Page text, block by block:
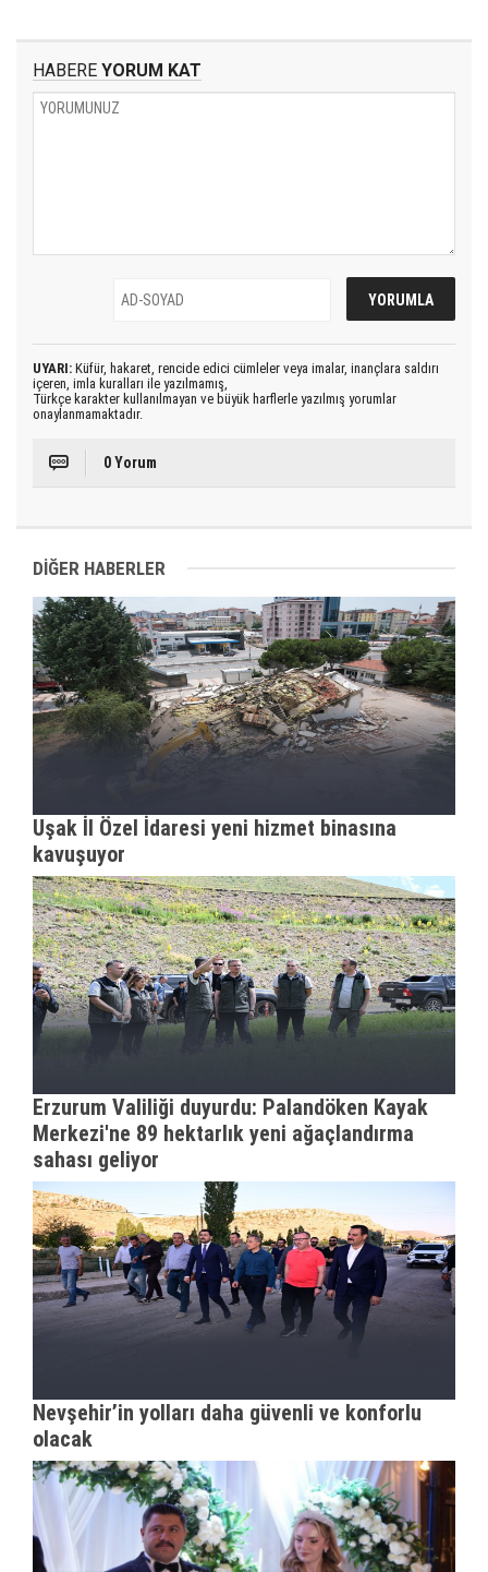
HABERE YORUM KAT
UYARI: Küfür, hakaret, rencide edici cümleler veya imalar, inançlara saldırı
içeren, imla kuralları ile yazılmamış,
Türkçe karakter kullanılmayan ve büyük harflerle yazılmış yorumlar
onaylanmamaktadır.
0 Yorum
DİĞER HABERLER
Uşak İl Özel İdaresi yeni hizmet binasına
kavuşuyor
Erzurum Valiliği duyurdu: Palandöken Kayak
Merkezi'ne 89 hektarlık yeni ağaçlandırma
sahası geliyor
Nevşehir’in yolları daha güvenli ve konforlu
olacak